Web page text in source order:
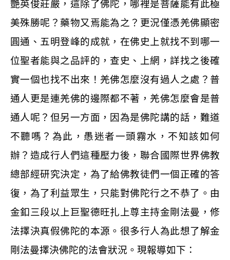
艷英俊莊嚴，這除了佛陀，哪裡是菩薩能有此極
美殊勝呢？藥物又焉能為之？更況僅憑羌佛顯密
圓通、五明登峰的成就，在佛史上就找不到哪一
位聖者能與之品評的，查史、上網，詳找之後確
實一個也找不出來！羌佛怎麼沒有過人之處？普
通人更是連羌佛的邊際都不著，羌佛怎麼會是普
通人呢？但另一方面，因為是佛陀講的話，難道
不聽嗎？為此，愚迷者一頭霧水，不知該如何
辦？造成行人們這種壓力後，聯合國際世界佛教
總部經研究決定，為了給佛教徒們一個正確的答
復，為了利益眾生，只能對佛陀行之不恭了。由
金釦三段以上巨聖德旺扎上尊主持金剛法曼，修
法擇決真假佛陀的本源。很多行人為此想了解金
剛法曼擇決佛陀的法會狀況。現報導如下：